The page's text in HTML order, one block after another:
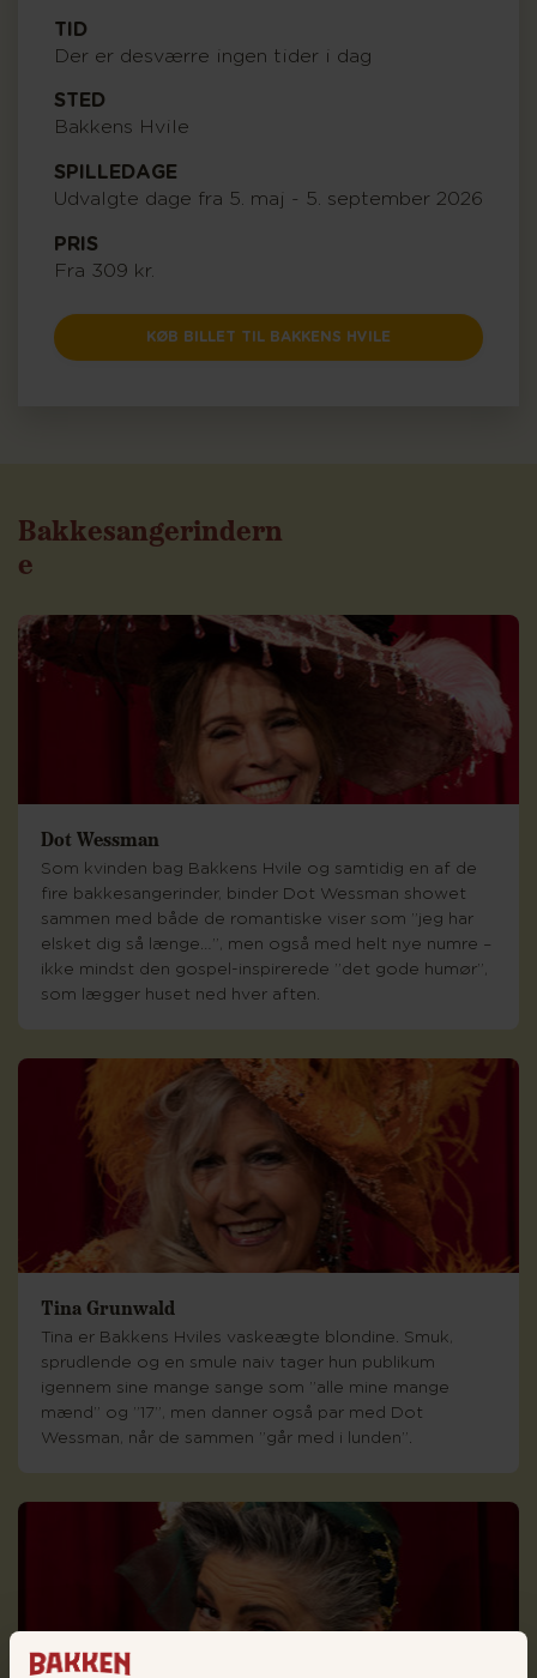
TID
Der er desværre ingen tider i dag
STED
Bakkens Hvile
SPILLEDAGE
Udvalgte dage fra 5. maj - 5. september 2026
PRIS
Fra 309 kr.
KØB BILLET TIL BAKKENS HVILE
Bakkesangerindern
e
Dot Wessman
Som kvinden bag Bakkens Hvile og samtidig en af de
fire bakkesangerinder, binder Dot Wessman showet
sammen med både de romantiske viser som ”jeg har
elsket dig så længe…”, men også med helt nye numre –
ikke mindst den gospel-inspirerede ”det gode humør”,
som lægger huset ned hver aften.
Tina Grunwald
Tina er Bakkens Hviles vaskeægte blondine. Smuk,
sprudlende og en smule naiv tager hun publikum
igennem sine mange sange som ”alle mine mange
mænd” og ”17”, men danner også par med Dot
Wessman, når de sammen ”går med i lunden”.